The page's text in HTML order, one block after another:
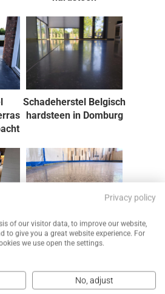
Schadeherstel Belgisch
hardsteen in Domburg
Betonvloer opgeknapt
(vlak geschuurd &
Privacy policy
of our visitor data, to improve our website,
to give you a great website experience. For
we use open the settings.
No, adjust